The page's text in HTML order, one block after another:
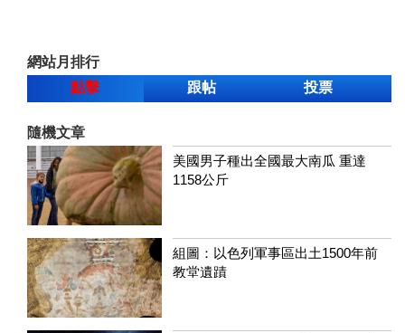
網站月排行
點擊
跟帖 投票
隨機文章
美國男子種出全國最大南瓜 重達
1158公斤
組圖：以色列軍事區出土1500年前
教堂遺蹟